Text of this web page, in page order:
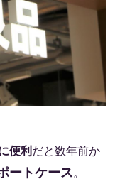
便利 だと数年前か
ートケース。